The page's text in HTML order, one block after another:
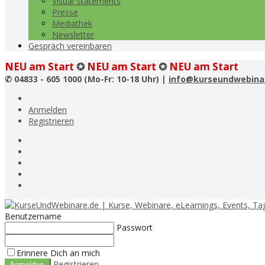
Presse
Mediathek
Newsletter
Gespräch vereinbaren
NEU am Start ✪ NEU am Start ✪ NEU am Start
✆ 04833 - 605 1000 (Mo-Fr: 10-18 Uhr) |
Anmelden
Registrieren
Benutzername
Passwort
Erinnere Dich an mich